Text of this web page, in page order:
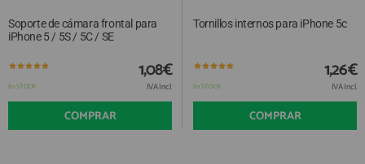
Soporte de cámara frontal para
iPhone 5 / 5S / 5C / SE
En STOCK
1,08€
IVA Incl.
COMPRAR
Tornillos internos para iPhone 5c
En STOCK
1,26€
IVA Incl.
COMPRAR